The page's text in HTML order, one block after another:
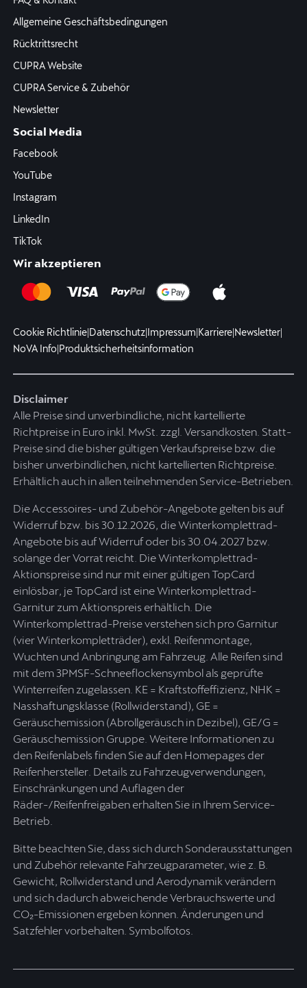
Allgemeine Geschäftsbedingungen
Rücktrittsrecht
CUPRA Website
CUPRA Service & Zubehör
Newsletter
Social Media
Facebook
YouTube
Instagram
LinkedIn
TikTok
Wir akzeptieren
Cookie Richtlinie|Datenschutz|Impressum|Karriere|Newsletter|
NoVA Info|Produktsicherheitsinformation
Disclaimer
Alle Preise sind unverbindliche, nicht kartellierte
Richtpreise in Euro inkl. MwSt. zzgl. Versandkosten. Statt-
Preise sind die bisher gültigen Verkaufspreise bzw. die
bisher unverbindlichen, nicht kartellierten Richtpreise.
Erhältlich auch in allen teilnehmenden Service-Betrieben.
Die Accessoires- und Zubehör-Angebote gelten bis auf
Widerruf bzw. bis 30.12.2026, die Winterkomplettrad-
Angebote bis auf Widerruf oder bis 30.04.2027 bzw.
solange der Vorrat reicht. Die Winterkomplettrad-
Aktionspreise sind nur mit einer gültigen TopCard
einlösbar, je TopCard ist eine Winterkomplettrad-
Garnitur zum Aktionspreis erhältlich. Die
Winterkomplettrad-Preise verstehen sich pro Garnitur
(vier Winterkompletträder), exkl. Reifenmontage,
Wuchten und Anbringung am Fahrzeug. Alle Reifen sind
mit dem 3PMSF-Schneeflockensymbol als geprüfte
Winterreifen zugelassen. KE = Kraftstoffeffizienz, NHK =
Nasshaftungsklasse (Rollwiderstand), GE =
Geräuschemission (Abrollgeräusch in Dezibel), GE/G =
Geräuschemission Gruppe. Weitere Informationen zu
den Reifenlabels finden Sie auf den Homepages der
Reifenhersteller. Details zu Fahrzeugverwendungen,
Einschränkungen und Auflagen der
Räder-/Reifenfreigaben erhalten Sie in Ihrem Service-
Betrieb.
Bitte beachten Sie, dass sich durch Sonderausstattungen
und Zubehör relevante Fahrzeugparameter, wie z. B.
Gewicht, Rollwiderstand und Aerodynamik verändern
und sich dadurch abweichende Verbrauchswerte und
CO₂-Emissionen ergeben können. Änderungen und
Satzfehler vorbehalten. Symbolfotos.